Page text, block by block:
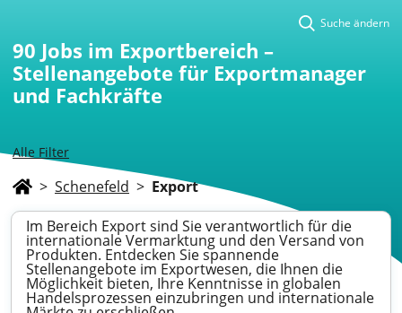
Alle Filter
Suche ändern
90 Jobs im Exportbereich –
Stellenangebote für Exportmanager
und Fachkräfte
> Schenefeld > Export
Im Bereich Export sind Sie verantwortlich für die
internationale Vermarktung und den Versand von
Produkten. Entdecken Sie spannende
Stellenangebote im Exportwesen, die Ihnen die
Möglichkeit bieten, Ihre Kenntnisse in globalen
Handelsprozessen einzubringen und internationale